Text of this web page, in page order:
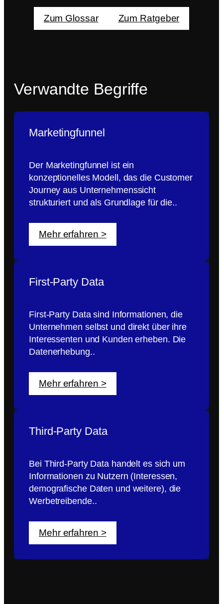
Zum Glossar Zum Ratgeber
Verwandte Begriffe
Marketingfunnel
Der Marketingfunnel ist ein
konzeptionelles Modell, das die Customer
Journey aus Unternehmenssicht
strukturiert und als Grundlage für die..
Mehr erfahren >
First-Party Data
First-Party Data sind Informationen, die
Unternehmen selbst und direkt über ihre
Interessenten und Kunden erheben. Die
Datenerhebung..
Mehr erfahren >
Third-Party Data
Bei Third-Party Data handelt es sich um
Informationen zu Nutzern (Interessen,
demografische Daten und weitere), die
Werbetreibende..
Mehr erfahren >